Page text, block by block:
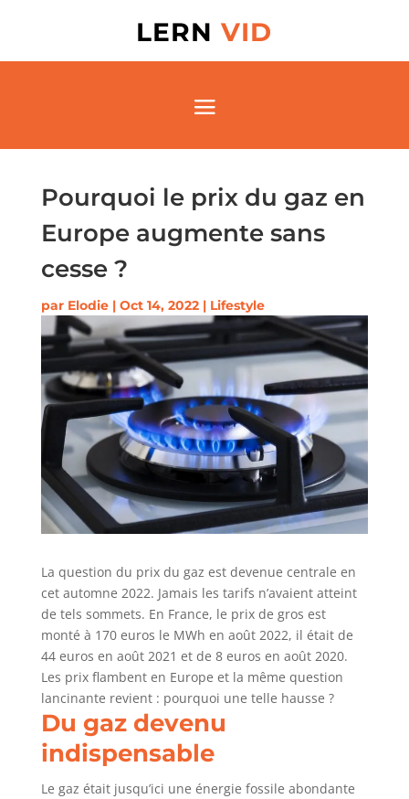
LERNVID
Pourquoi le prix du gaz en
Europe augmente sans
cesse ?
par Elodie| Oct 14, 2022| Lifestyle
La question du prix du gaz est devenue centrale en
cet automne 2022. Jamais les tarifs n’avaient atteint
de tels sommets. En France, le prix de gros est
monté à 170 euros le MWh en août 2022, il était de
44 euros en août 2021 et de 8 euros en août 2020.
Les prix flambent en Europe et la même question
lancinante revient : pourquoi une telle hausse ?
Du gaz devenu
indispensable
Le gaz était jusqu’ici une énergie fossile abondante